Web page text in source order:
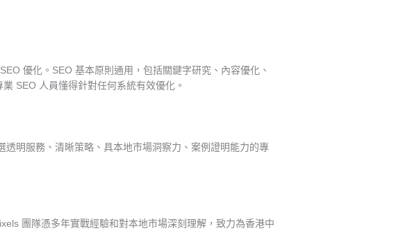
優化。SEO 基本原則通用，包括關鍵字研究、內容優化、
SEO 人員懂得針對任何系統有效優化。
明服務、清晰策略、具本地市場洞察力、案例證明能力的專
團隊憑多年實戰經驗和對本地市場深刻理解，致力為香港中